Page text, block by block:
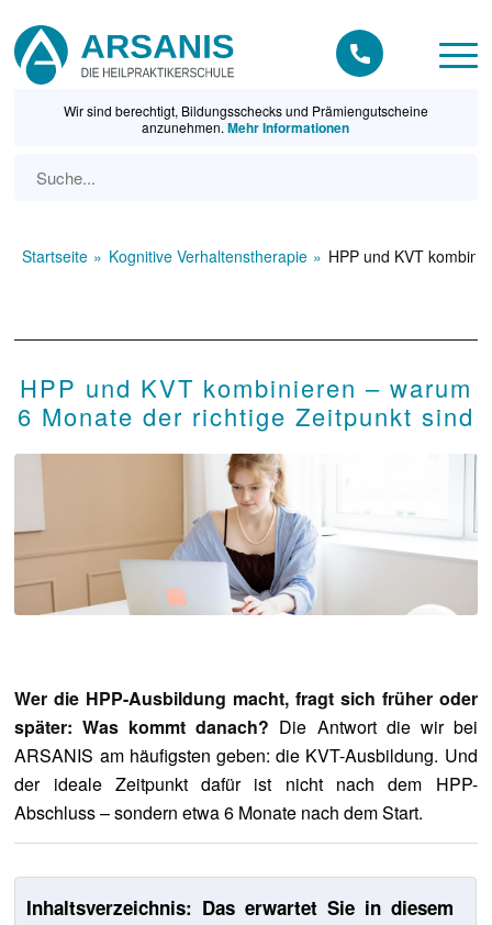
Wir sind berechtigt, Bildungsschecks und Prämiengutscheine
anzunehmen.Mehr Informationen
Startseite Kognitive Verhaltenstherapie HPP und KVT
HPP und KVT kombinieren – warum
6 Monate der richtige Zeitpunkt sind
Wer die HPP-Ausbildung macht, fragt sich früher oder
später: Was kommt danach? Die Antwort die wir bei
ARSANIS am häufigsten geben: die KVT-Ausbildung. Und
der ideale Zeitpunkt dafür ist nicht nach dem HPP-
Abschluss – sondern etwa 6 Monate nach dem Start.
Inhaltsverzeichnis: Das erwartet Sie in diesem